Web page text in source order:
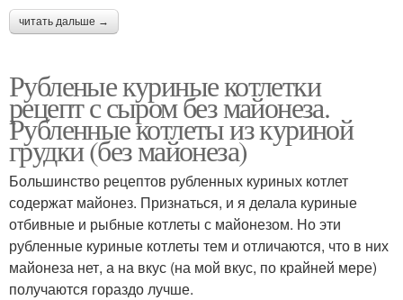
читать дальше →
Рубленые куриные котлетки
рецепт с сыром без майонеза.
Рубленные котлеты из куриной
грудки (без майонеза)
Большинство рецептов рубленных куриных котлет
содержат майонез. Признаться, и я делала куриные
отбивные и рыбные котлеты с майонезом. Но эти
рубленные куриные котлеты тем и отличаются, что в них
майонеза нет, а на вкус (на мой вкус, по крайней мере)
получаются гораздо лучше.